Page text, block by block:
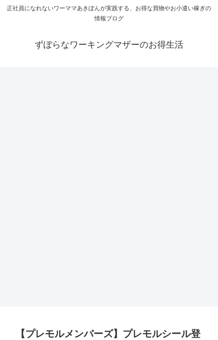
正社員になれないワーママあきぽんが実践する、お得な買物やお小遣い稼ぎの
情報ブログ
ずぼらなワーキングマザーのお得生活
【プレモルメンバーズ】プレモルシール登